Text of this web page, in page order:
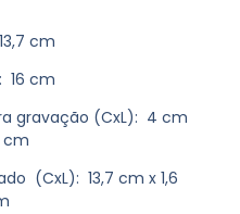
cm
: 16 cm
gravação (CxL): 4 cm
cm
(CxL): 13,7 cm x 1,6